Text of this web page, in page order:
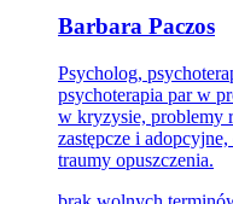
Barbara Paczos
Psycholog,
psychoterapia par w
w kryzysie, problemy
zastępcze i
traumy opuszczenia.